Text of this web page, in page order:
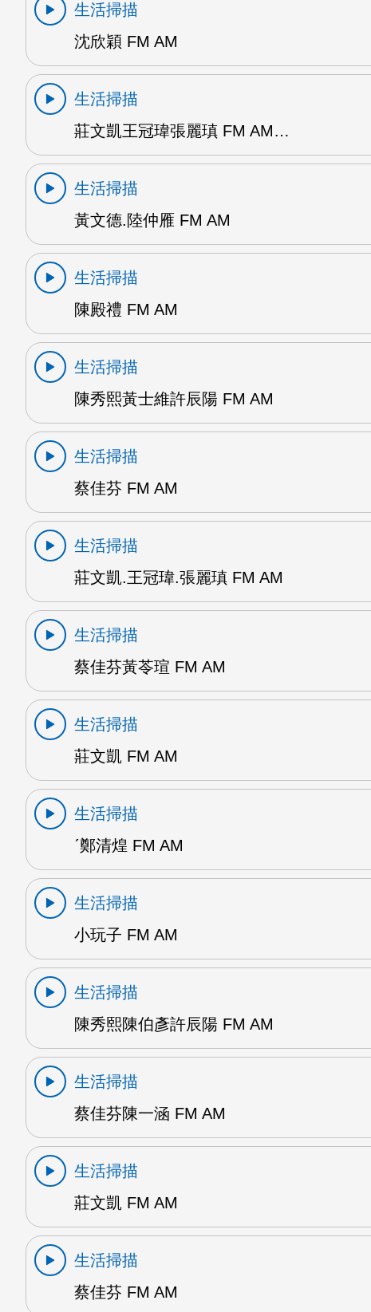
生活掃描
沈欣穎 FM AM
生活掃描
莊文凱王冠瑋張麗瑱 FM AM…
生活掃描
黃文德.陸仲雁 FM AM
生活掃描
陳殿禮 FM AM
生活掃描
陳秀熙黃士維許辰陽 FM AM
生活掃描
蔡佳芬 FM AM
生活掃描
莊文凱.王冠瑋.張麗瑱 FM AM
生活掃描
蔡佳芬黃苓瑄 FM AM
生活掃描
莊文凱 FM AM
生活掃描
ˊ鄭清煌 FM AM
生活掃描
小玩子 FM AM
生活掃描
陳秀熙陳伯彥許辰陽 FM AM
生活掃描
蔡佳芬陳一涵 FM AM
生活掃描
莊文凱 FM AM
生活掃描
蔡佳芬 FM AM